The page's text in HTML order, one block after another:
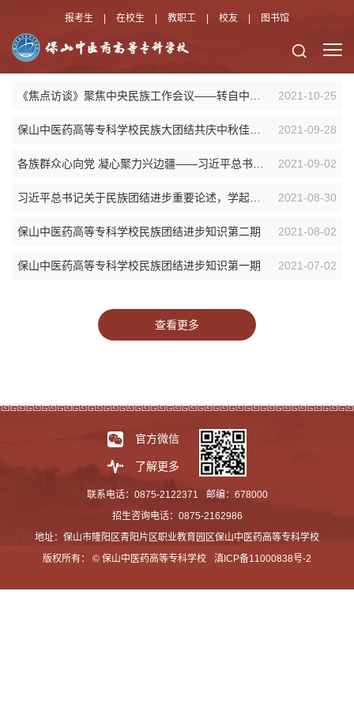
报考生 在校生 教职工 校友 图书馆
2021-10-25
《焦点访谈》聚焦中央民族工作会议——转自中共中央统一战线工作部官网
2021-09-28
保山中医药高等专科学校民族大团结共庆中秋佳节活动
2021-09-02
各族群众心向党 凝心聚力兴边疆——习近平总书记给沧源边境村老支书们的回信在保山持续引发热...
2021-08-30
习近平总书记关于民族团结进步重要论述，学起来！
2021-08-02
保山中医药高等专科学校民族团结进步知识第二期
2021-07-02
保山中医药高等专科学校民族团结进步知识第一期
查看更多
官方微信
了解更多
联系电话：0875-2122371
邮编：678000
招生咨询电话：0875-2162986
地址：保山市隆阳区青阳片区职业教育园区保山中医药高等专科学校
版权所有： © 保山中医药高等专科学校
滇ICP备11000838号-2